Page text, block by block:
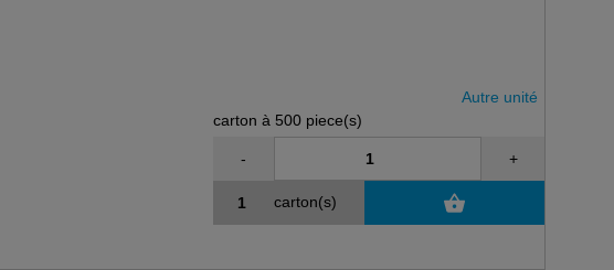
Autre unité
carton à 500 piece(s)
- +
carton(s)